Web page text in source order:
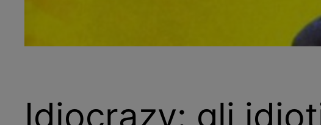
Idiocrazy: gli